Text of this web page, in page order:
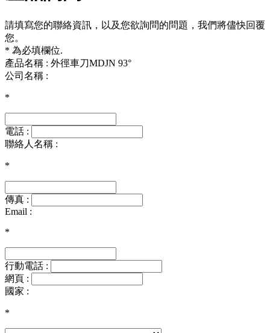
請填寫您的聯絡資訊，以及您欲詢問的問題，我們將儘快回覆
您。
* 為必填欄位.
產品名稱 : 外徑車刀MDJN 93°
公司名稱 :
*
電話 :
聯絡人名稱 :
*
傳真 :
Email :
*
行動電話 :
網頁 :
國家 :
*